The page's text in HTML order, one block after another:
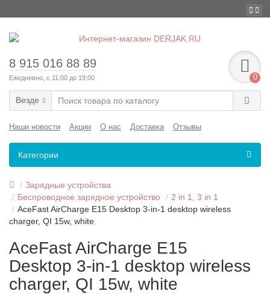
8 915 016 88 89
Ежедневно, с 11:00 до 19:00 0
Везде
Наши новости Акции О нас Доставка Отзывы
Категории
Зарядные устройства
Беспроводное зарядное устройство
2 in 1, 3 in 1
AceFast AirCharge E15 Desktop 3-in-1 desktop wireless
charger, QI 15w, white
AceFast AirCharge E15
Desktop 3-in-1 desktop wireless
charger, QI 15w, white